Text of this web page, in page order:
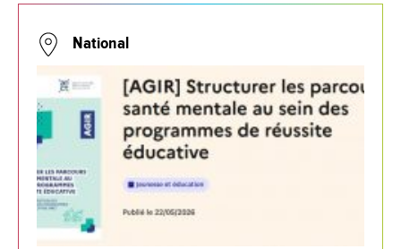
National